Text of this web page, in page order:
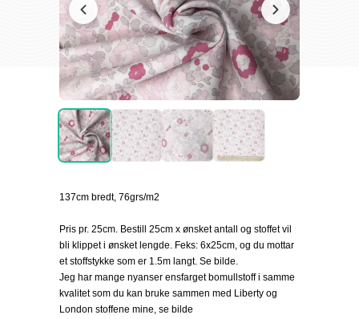
137cm bredt, 76grs/m2
Pris pr. 25cm. Bestill 25cm x ønsket antall og stoffet vil
bli klippet i ønsket lengde. Feks: 6x25cm, og du mottar
et stoffstykke som er 1.5m langt. Se bilde.
Jeg har mange nyanser ensfarget bomullstoff i samme
kvalitet som du kan bruke sammen med Liberty og
London stoffene mine, se bilde